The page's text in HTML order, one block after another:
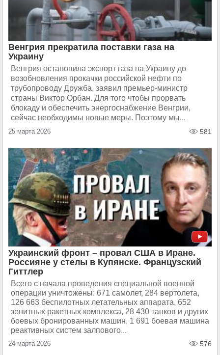
Венгрия прекратила поставки газа на
Украину
Венгрия остановила экспорт газа на Украину до
возобновления прокачки российской нефти по
трубопроводу Дружба, заявил премьер-министр
страны Виктор Орбан. Для того чтобы прорвать
блокаду и обеспечить энергоснабжение Венгрии,
сейчас необходимы новые меры. Поэтому мы...
25 марта 2026 581
Украинский фронт – провал США в Иране.
Россияне у стелы в Купянске. Французский
Гиттлер
Всего с начала проведения специальной военной
операции уничтожены: 671 самолет, 284 вертолета,
126 663 беспилотных летательных аппарата, 652
зенитных ракетных комплекса, 28 430 танков и других
боевых бронированных машин, 1 691 боевая машина
реактивных систем залпового...
24 марта 2026 576